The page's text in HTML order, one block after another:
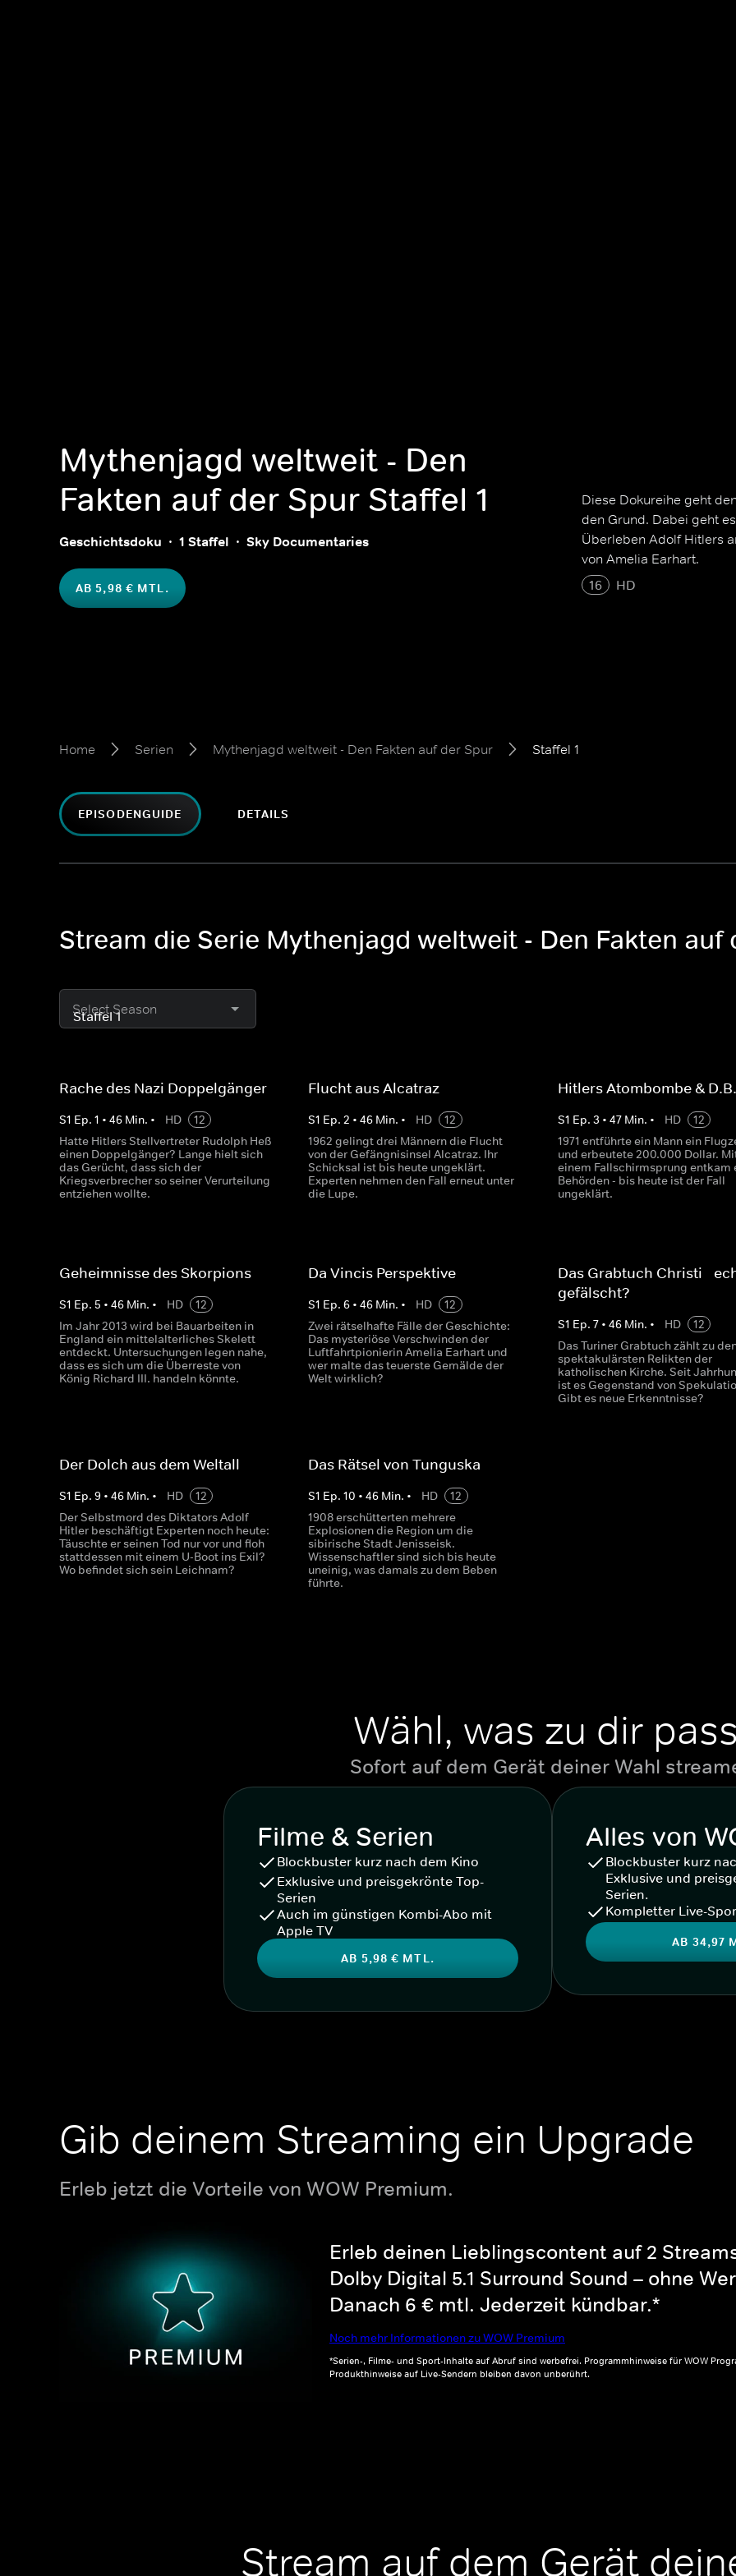
Mythenjagd weltweit - Den
Fakten auf der Spur Staffel 1
Geschichtsdoku 1 Staffel Sky Documentaries
AB 5,98 € MTL.
Diese Dokureihe geht
den Grund. Dabei geht
Überleben Adolf Hitlers
von Amelia Earhart.
16
HD
Home Serien Mythenjagd weltweit - Den Fakten auf der Spur Staffel 1
EPISODENGUIDE DETAILS
Stream die Serie Mythenjagd weltweit - Den Fakten auf
Select Season
Rache des Nazi Doppelgänger
S1 Ep. 1 • 46 Min. • HD
12
Hatte Hitlers Stellvertreter Rudolph Heß
einen Doppelgänger? Lange hielt sich
das Gerücht, dass sich der
Kriegsverbrecher so seiner Verurteilung
entziehen wollte.
Flucht aus Alcatraz
S1 Ep.2 •46 Min. • HD
12
1962 gelingt drei Männern die Flucht
von der Gefängnisinsel Alcatraz. Ihr
Schicksal ist bis heute ungeklärt.
Experten nehmen den Fall erneut unter
die Lupe.
Hitlers Atombombe &
S1 Ep. 3 • 47Min. • HD
12
1971 entführte ein Mann ein
und erbeutete 200.000 Dollar.
einem Fallschirmsprung entkam
Behörden - bis heute ist der Fall
ungeklärt.
Geheimnisse des Skorpions
S1 Ep. 5 • 46 Min. • HD
12
Im Jahr 2013 wird bei Bauarbeiten in
England ein mittelalterliches Skelett
entdeckt. Untersuchungen legen nahe,
dass es sich um die Überreste von
König Richard III. handeln könnte.
Da Vincis Perspektive
S1 Ep.6 •46 Min. • HD
12
Zwei rätselhafte Fälle der Geschichte:
Das mysteriöse Verschwinden der
Luftfahrtpionierin Amelia Earhart und
wer malte das teuerste Gemälde der
Welt wirklich?
Das Grabtuch Christi -
gefälscht?
S1 Ep. 7• 46Min. • HD
12
Das Turiner Grabtuch zählt zu
spektakulärsten Relikten der
katholischen Kirche. Seit
ist es Gegenstand von
Gibt es neue Erkenntnisse?
Der Dolch aus dem Weltall
S1 Ep. 9 • 46 Min. • HD
12
Der Selbstmord des Diktators Adolf
Hitler beschäftigt Experten noch heute:
Täuschte er seinen Tod nur vor und floh
stattdessen mit einem U-Boot ins Exil?
Wo befindet sich sein Leichnam?
Das Rätsel von Tunguska
S1 Ep.10 •46 Min. • HD
12
1908 erschütterten mehrere
Explosionen die Region um die
sibirische Stadt Jenisseisk.
Wissenschaftler sind sich bis heute
uneinig, was damals zu dem Beben
führte.
Wähl, was zu dir
Sofort auf dem Gerät deiner Wahl
Filme & Serien
Blockbuster kurz nach dem Kino
Exklusive und preisgekrönte Top-
Serien
Auch im günstigen Kombi-Abo mit
Apple TV
AB 5,98 € MTL.
Alles von
Blockbuster kurz
Exklusive und
Serien.
Kompletter Live-
AB 34,97
Gib deinem Streaming ein Upgrade
Erleb jetzt die Vorteile von WOW Premium.
Erleb deinen Lieblingscontent auf 2
Dolby Digital 5.1 Surround Sound – ohne
Danach 6 € mtl. Jederzeit kündbar.*
Noch mehr Informationen zu WOW Premium
*Serien-, Filme- und Sport-Inhalte auf Abruf sind werbefrei. Programmhinweise für WOW
Produkthinweise auf Live-Sendern bleiben davon unberührt.
Stream auf dem Gerät